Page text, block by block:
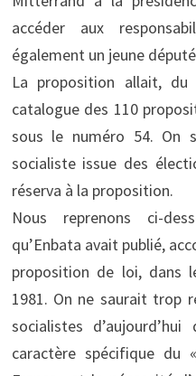
accéder aux
également un jeune
La proposition allait,
catalogue des 110
sous le numéro 54.
socialiste issue des
réserva à la proposition.
Nous reprenons ci-
qu’Enbata avait publié,
proposition de loi, dans
1981. On ne saurait trop
socialistes
caractère spécifique du